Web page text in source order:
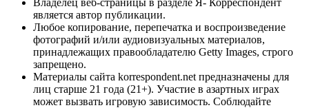
является автор публикации.
Любое копирование, перепечатка и воспроизведение
фотографий и/или аудиовизуальных материалов,
принадлежащих правообладателю Getty Images, строго
запрещено.
Материалы сайта korrespondent.net предназначены для
лиц старше 21 года (21+). Участие в азартных играх
может вызвать игровую зависимость. Соблюдайте